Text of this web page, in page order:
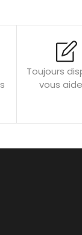
Fluorite :
qu’une gemme ?
Toujours
vous